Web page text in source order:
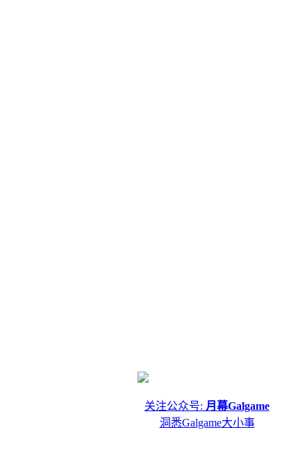
关注公众号: 月幕Galgame
洞悉Galgame大小事